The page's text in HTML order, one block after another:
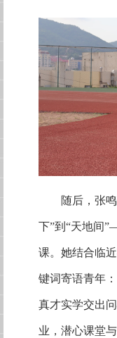
随后，张
下”到“天地间
课。她结合临
键词寄语青年
真才实学交出
业，潜心课堂